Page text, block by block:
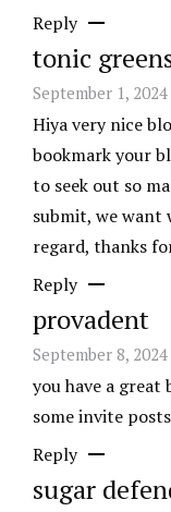
Reply
tonic
September 1,
Hiya very nice
bookmark your
to seek out so
submit, we want
regard, thanks
Reply
provadent
September 8,
you have a great
some invite
Reply
sugar